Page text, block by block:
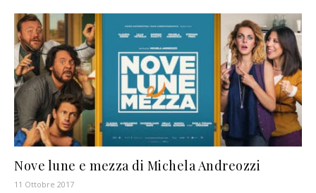
Nove lune e mezza di Michela Andreozzi
11 Ottobre 2017